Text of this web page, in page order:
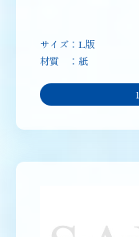
サイズ：L版
材質 ：紙